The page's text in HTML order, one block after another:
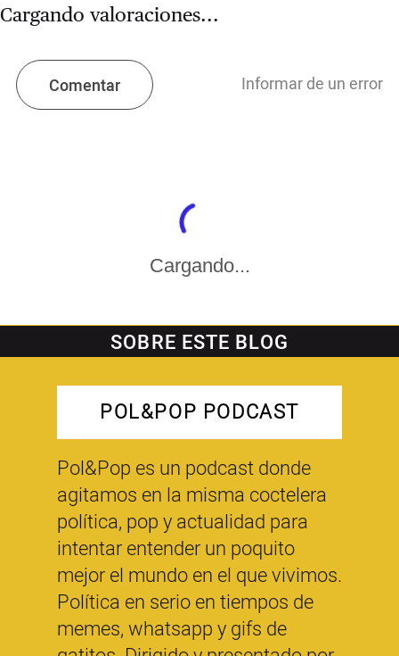
Cargando valoraciones...
Comentar Informar de un error
Cargando...
SOBRE ESTE BLOG
POL&POP PODCAST
Pol&Pop es un podcast donde
agitamos en la misma coctelera
política, pop y actualidad para
intentar entender un poquito
mejor el mundo en el que vivimos.
Política en serio en tiempos de
memes, whatsapp y gifs de